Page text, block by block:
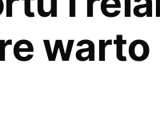
warto